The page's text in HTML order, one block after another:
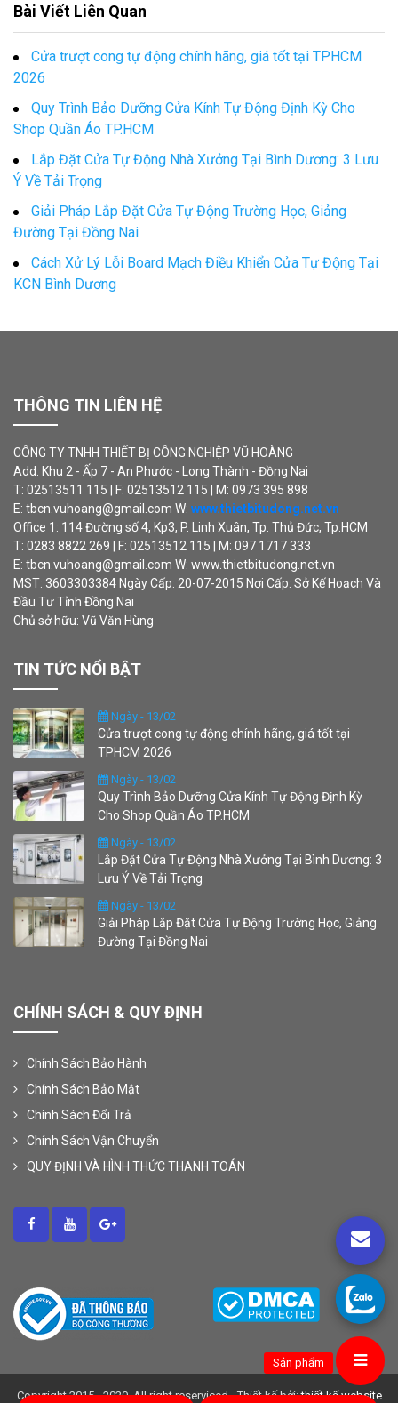
Bài Viết Liên Quan
Cửa trượt cong tự động chính hãng, giá tốt tại TPHCM
2026
Quy Trình Bảo Dưỡng Cửa Kính Tự Động Định Kỳ Cho
Shop Quần Áo TP.HCM
Lắp Đặt Cửa Tự Động Nhà Xưởng Tại Bình Dương: 3 Lưu
Ý Về Tải Trọng
Giải Pháp Lắp Đặt Cửa Tự Động Trường Học, Giảng
Đường Tại Đồng Nai
Cách Xử Lý Lỗi Board Mạch Điều Khiển Cửa Tự Động Tại
KCN Bình Dương
THÔNG TIN LIÊN HỆ
CÔNG TY TNHH THIẾT BỊ CÔNG NGHIỆP VŨ HOÀNG
Add: Khu 2 - Ấp 7 - An Phước - Long Thành - Đồng Nai
T: 02513511 115 | F: 02513512 115 | M: 0973 395 898
E: tbcn.vuhoang@gmail.com W: www.thietbitudong.net.vn
Office 1: 114 Đường số 4, Kp3, P. Linh Xuân, Tp. Thủ Đức, Tp.HCM
T: 0283 8822 269 | F: 02513512 115 | M: 097 1717 333
E: tbcn.vuhoang@gmail.com W: www.thietbitudong.net.vn
MST: 3603303384 Ngày Cấp: 20-07-2015 Nơi Cấp: Sở Kế Hoạch Và
Đầu Tư Tỉnh Đồng Nai
Chủ sở hữu: Vũ Văn Hùng
TIN TỨC NỔI BẬT
Ngày - 13/02
Cửa trượt cong tự động chính hãng, giá tốt tại
TPHCM 2026
Ngày - 13/02
Quy Trình Bảo Dưỡng Cửa Kính Tự Động Định Kỳ
Cho Shop Quần Áo TP.HCM
Ngày - 13/02
Lắp Đặt Cửa Tự Động Nhà Xưởng Tại Bình Dương: 3
Lưu Ý Về Tải Trọng
Ngày - 13/02
Giải Pháp Lắp Đặt Cửa Tự Động Trường Học, Giảng
Đường Tại Đồng Nai
CHÍNH SÁCH & QUY ĐỊNH
Chính Sách Bảo Hành
Chính Sách Bảo Mật
Chính Sách Đổi Trả
Chính Sách Vận Chuyển
QUY ĐỊNH VÀ HÌNH THỨC THANH TOÁN
Copyright 2015 - 2020, All right reserviced - Thiết kế bởi:thiết kế website
Sản phẩm